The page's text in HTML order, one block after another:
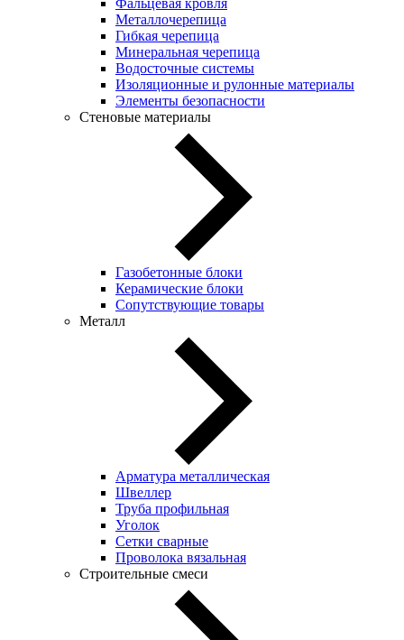
Металлочерепица
Гибкая черепица
Минеральная черепица
Водосточные системы
Изоляционные и рулонные материалы
Элементы безопасности
Стеновые материалы
Газобетонные блоки
Керамические блоки
Сопутствующие товары
Металл
Арматура металлическая
Швеллер
Труба профильная
Уголок
Сетки сварные
Проволока вязальная
Строительные смеси